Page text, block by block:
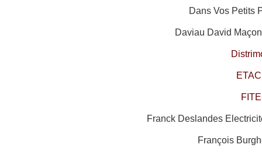
Dans Vos Petits
Daviau David
ETAC
Franck Deslandes
François